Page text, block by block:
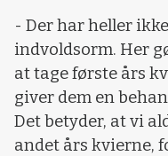
- Der har heller
indvoldsorm. Her
at tage første års
giver dem en
Det betyder, at vi
andet års kvierne,